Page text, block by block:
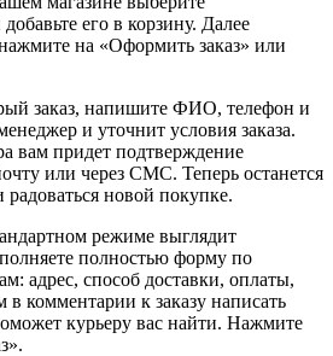
его в корзину. Далее
на «Оформить заказ» или
заказ, напишите ФИО, телефон и
и уточнит условия заказа.
вам придет подтверждение
или через СМС. Теперь останется
радоваться новой покупке.
режиме выглядит
полностью форму по
адрес, способ доставки, оплаты,
в комментарии к заказу написать
курьеру вас найти. Нажмите